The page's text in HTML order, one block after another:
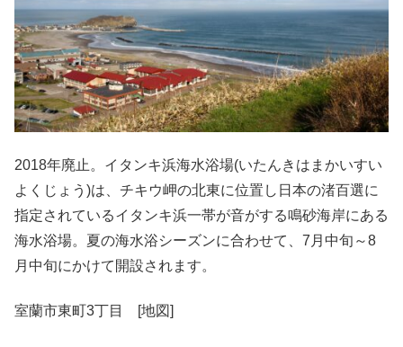
2018年廃止。イタンキ浜海水浴場(いたんきはまかいすい
よくじょう)は、チキウ岬の北東に位置し日本の渚百選に
指定されているイタンキ浜一帯が音がする鳴砂海岸にある
海水浴場。夏の海水浴シーズンに合わせて、7月中旬～8
月中旬にかけて開設されます。
室蘭市東町3丁目 [地図]